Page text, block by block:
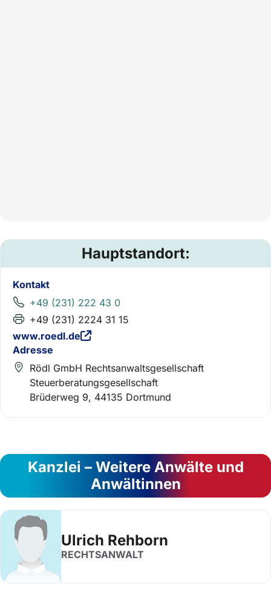
Hauptstandort:
Kontakt
+49 (231) 222 43 0
+49 (231) 2224 31 15
www.roedl.de
Adresse
Rödl GmbH Rechtsanwaltsgesellschaft
Steuerberatungsgesellschaft
Brüderweg 9, 44135 Dortmund
Kanzlei – Weitere Anwälte und
Anwältinnen
Ulrich Rehborn
RECHTSANWALT